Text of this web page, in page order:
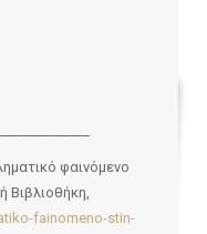
φαινόμενο
Βιβλιοθήκη,
fainomeno-stin-